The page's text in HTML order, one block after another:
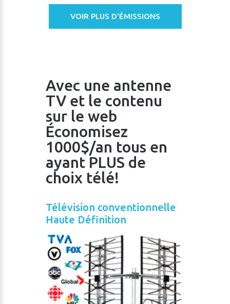
VOIR PLUS D'ÉMISSIONS
Avec une antenne
TV et le contenu
sur le web
Économisez
1000$/an tous en
ayant PLUS de
choix télé!
Télévision conventionnelle
Haute Définition